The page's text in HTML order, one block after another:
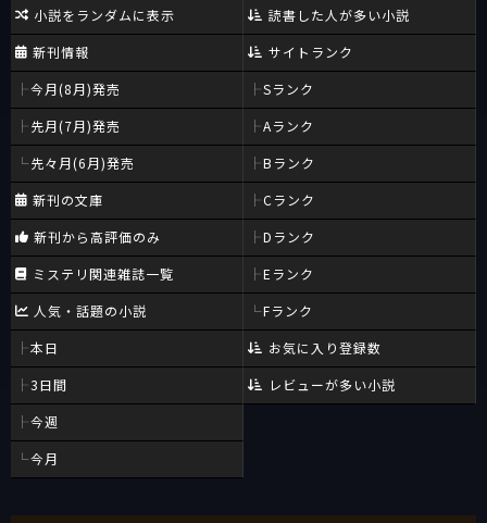
小説をランダムに表示
新刊情報
今月(8月)発売
先月(7月)発売
先々月(6月)発売
新刊の文庫
新刊から高評価のみ
ミステリ関連雑誌一覧
人気・話題の小説
本日
3日間
今週
今月
読書した人が多い小説
サイトランク
Sランク
Aランク
Bランク
Cランク
Dランク
Eランク
Fランク
お気に入り登録数
レビューが多い小説